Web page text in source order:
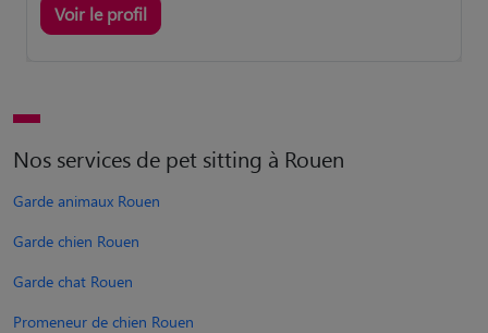
Voir le profil
Nos services de pet sitting à Rouen
Garde animaux Rouen
Garde chien Rouen
Garde chat Rouen
Promeneur de chien Rouen